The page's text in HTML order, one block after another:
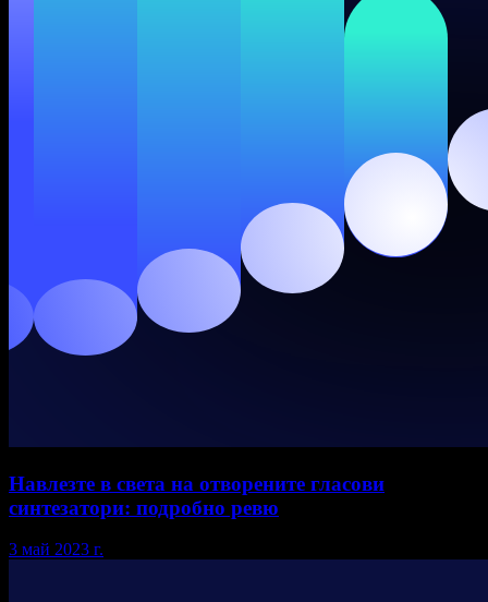
Навлезте в света на отворените гласови
синтезатори: подробно ревю
3 май 2023 г.